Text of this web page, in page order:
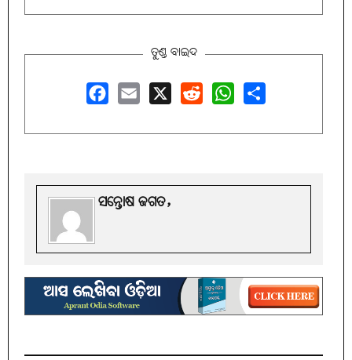
ତୁଣ୍ଡ ବାଇଦ
ସନ୍ତୋଷ ଜଗତ,